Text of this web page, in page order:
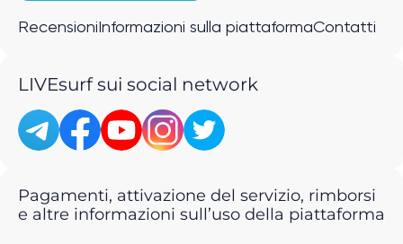
Recensioni Informazioni sulla piattaformaContatti
LIVEsurf sui social network
Pagamenti, attivazione del servizio, rimborsi
e altre informazioni sull’uso della piattaforma